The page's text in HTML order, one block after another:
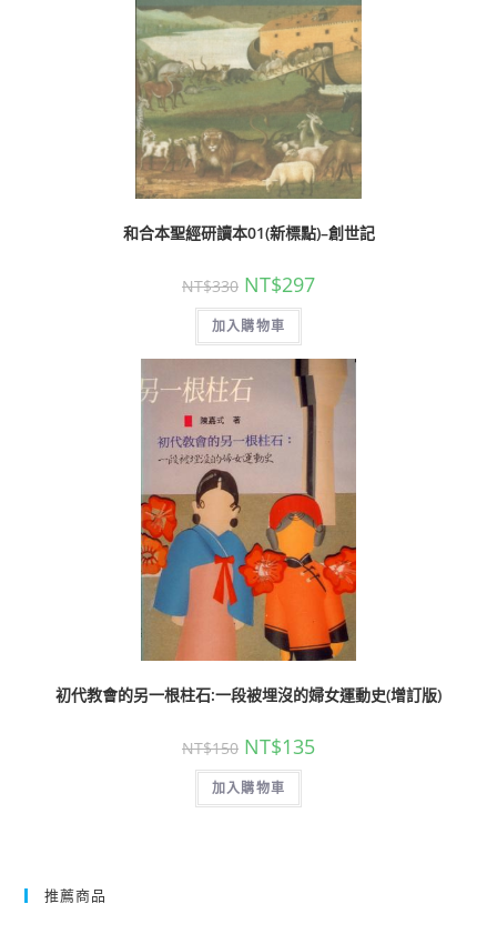
和合本聖經研讀本01(新標點)–創世記
NT$330 NT$297
加入購物車
初代教會的另一根柱石:一段被埋沒的婦女運動史(增訂版)
NT$150 NT$135
加入購物車
推薦商品